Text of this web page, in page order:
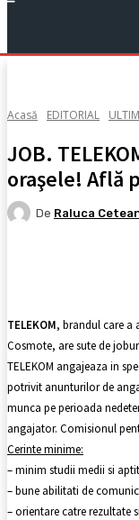
Acasă EDITORIAL
JOB.
oraşele! Află
De Raluca
TELEKOM, brandul care a
Cosmote, are sute de
TELEKOM angajeaza in
potrivit anunturilor de
munca pe perioada
angajator. Comisionul
Cerinte minime:
– minim studii medii si
– bune abilitati de
– orientare catre rezultate